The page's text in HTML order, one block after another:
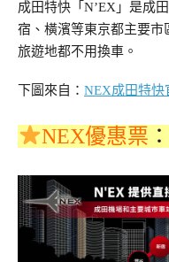
成田特快「N’EX」是成
宿、橫濱等東京都主要
旅遊地都不用換車。
下圖來自： NEX成田特快
NEX優惠票